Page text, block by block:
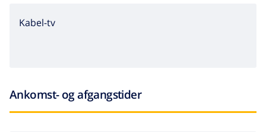
Kabel-tv
Ankomst- og afgangstider